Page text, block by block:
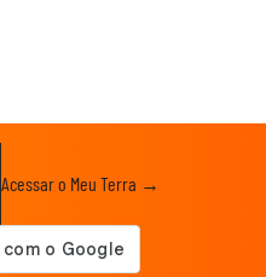
Acessar o Meu Terra →